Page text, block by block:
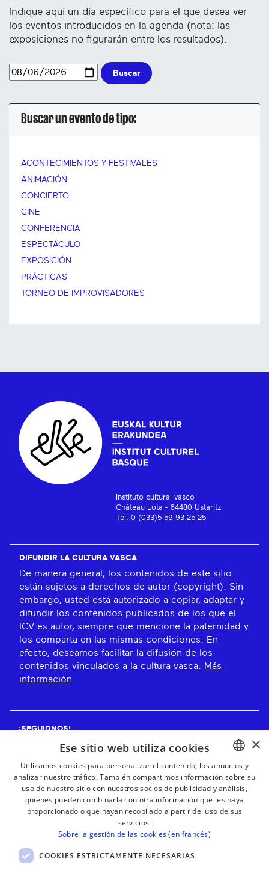
Indique aquí un día específico para el que desea ver
los eventos introducidos en la agenda (nota: las
exposiciones no figurarán entre los resultados).
Buscar
Buscar un evento de tipo:
ACONTECIMIENTOS Y FESTIVALES
ANIMACIÓN
CONCIERTO
CINE
CONFERENCIA
ESPECTÁCULO
EXPOSICIÓN
PRÁCTICAS
TORNEO DE IMPROVISADORES
Instituto cultural vasco
Château Lota - 64480 Ustaritz
Tel: 0 (033)5 59 93 25 25
DIFUNDIR LA CULTURA VASCA
De manera general, los contenidos de este sitio
están sujetos a derechos de autor (copyright). Sin
embargo, usted está autorizado a copiar, adaptar y
difundir los contenidos publicados de los que el
ICV es autor, siempre que mencione la paternidad y
los comparta en las mismas condiciones. En
efecto, deseamos facilitar la difusión de los
contenidos vinculados a la cultura vasca.
Más
información
¡SEGUIDNOS!
¡RECIBE NUESTROS BOLETINES!
Suscribirse
BASQUE
FRENCH
×
Ese sitio web utiliza cookies
Utilizamos cookies para personalizar el contenido, los anuncios y
analizar nuestro tráfico. También compartimos información sobre su
uso de nuestro sitio con nuestros socios de publicidad y análisis,
quienes pueden combinarla con otra información que les haya
proporcionado o que hayan recopilado a partir del uso de sus
servicios.
Sobre la gestión de las cookies (en francés)
COOKIES ESTRICTAMENTE NECESARIAS